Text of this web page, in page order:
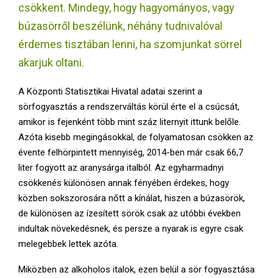
M
N
U
csökkent. Mindegy, hogy hagyományos, vagy
búzasörről beszélünk, néhány tudnivalóval
érdemes tisztában lenni, ha szomjunkat sörrel
akarjuk oltani.
A Központi Statisztikai Hivatal adatai szerint a
sörfogyasztás a rendszerváltás körül érte el a csúcsát,
amikor is fejenként több mint száz liternyit ittunk belőle.
Azóta kisebb megingásokkal, de folyamatosan csökken az
évente felhörpintett mennyiség, 2014-ben már csak 66,7
liter fogyott az aranysárga italból. Az egyharmadnyi
csökkenés különösen annak fényében érdekes, hogy
közben sokszorosára nőtt a kínálat, hiszen a búzasörök,
de különösen az ízesített sörök csak az utóbbi években
indultak növekedésnek, és persze a nyarak is egyre csak
melegebbek lettek azóta.
Miközben az alkoholos italok, ezen belül a sör fogyasztása